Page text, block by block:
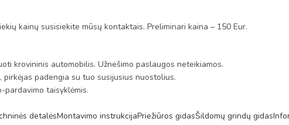
kainų susisiekite mūsų kontaktais. Preliminari kaina – 150 Eur.
krovininis automobilis. Užnešimo paslaugos neteikiamos.
pirkėjas padengia su tuo susijusius nuostolius.
pardavimo taisyklėmis.
detalėsMontavimo instrukcijaPriežiūros gidasŠildomų grindų gidas